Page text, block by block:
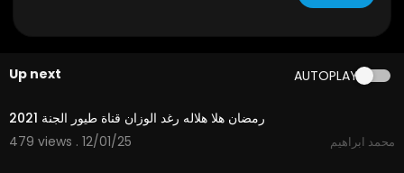
Up next AUTOPLAY
2:11
رمضان هلا هلاله رغد الوزان قناة طيور الجنة 2021
479 views . 12/01/25
محمد ابراهيم